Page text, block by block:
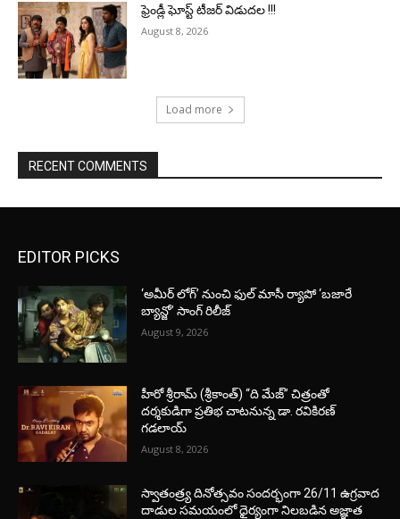
ఫ్రెండ్లీ ఘోస్ట్ టీజర్ విడుదల !!!
August 8, 2026
Load more
RECENT COMMENTS
EDITOR PICKS
‘అమీర్ లోగ్’ నుంచి ఫుల్ మాసీ ర్యాపో ‘బజారే
బ్యాన్జో’ సాంగ్ రిలీజ్
August 9, 2026
హీరో శ్రీరామ్ (శ్రీకాంత్) “ది మేజ్” చిత్రంతో
దర్శకుడిగా ప్రతిభ చాటనున్న డా. రవికిరణ్
గడలాయ్
August 8, 2026
స్వాతంత్ర్య దినోత్సవం సందర్భంగా 26/11 ఉగ్రవాద
దాడుల సమయంలో ధైర్యంగా నిలబడిన అజ్ఞాత